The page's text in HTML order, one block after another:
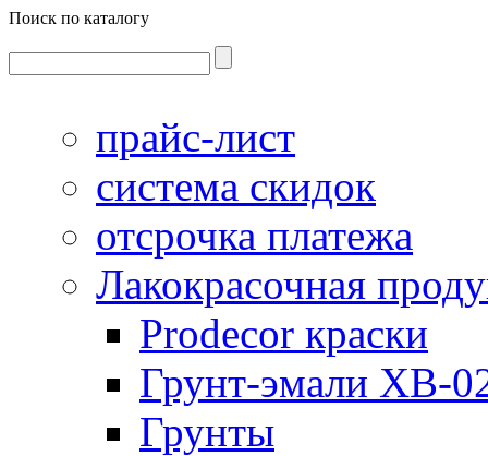
Поиск по каталогу
прайс-лист
система скидок
отсрочка платежа
Лакокрасочная
Prodecor краски
Грунт-эмали ХВ-
Грунты